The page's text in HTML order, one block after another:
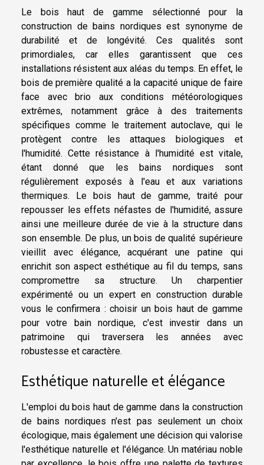
Le bois haut de gamme sélectionné pour la
construction de bains nordiques est synonyme de
durabilité et de longévité. Ces qualités sont
primordiales, car elles garantissent que ces
installations résistent aux aléas du temps. En effet, le
bois de première qualité a la capacité unique de faire
face avec brio aux conditions météorologiques
extrêmes, notamment grâce à des traitements
spécifiques comme le traitement autoclave, qui le
protègent contre les attaques biologiques et
l'humidité. Cette résistance à l'humidité est vitale,
étant donné que les bains nordiques sont
régulièrement exposés à l'eau et aux variations
thermiques. Le bois haut de gamme, traité pour
repousser les effets néfastes de l'humidité, assure
ainsi une meilleure durée de vie à la structure dans
son ensemble. De plus, un bois de qualité supérieure
vieillit avec élégance, acquérant une patine qui
enrichit son aspect esthétique au fil du temps, sans
compromettre sa structure. Un charpentier
expérimenté ou un expert en construction durable
vous le confirmera : choisir un bois haut de gamme
pour votre bain nordique, c'est investir dans un
patrimoine qui traversera les années avec
robustesse et caractère.
Esthétique naturelle et élégance
L'emploi du bois haut de gamme dans la construction
de bains nordiques n'est pas seulement un choix
écologique, mais également une décision qui valorise
l'esthétique naturelle et l'élégance. Un matériau noble